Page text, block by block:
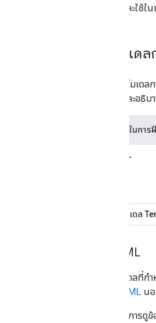
และใช้
ฝึกโมเด
หากไม่มีโมเด
ได้สรุปและอธิ
ตัวเลือกในกา
AutoML
แปลงโมเดล
ML
API โมเดลที่ก
AutoML น
หากต้องการดู